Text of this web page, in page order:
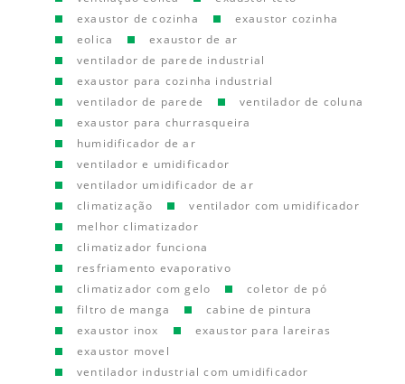
exaustor de cozinha
exaustor cozinha
eolica
exaustor de ar
ventilador de parede industrial
exaustor para cozinha industrial
ventilador de parede
ventilador de coluna
exaustor para churrasqueira
humidificador de ar
ventilador e umidificador
ventilador umidificador de ar
climatização
ventilador com umidificador
melhor climatizador
climatizador funciona
resfriamento evaporativo
climatizador com gelo
coletor de pó
filtro de manga
cabine de pintura
exaustor inox
exaustor para lareiras
exaustor movel
ventilador industrial com umidificador